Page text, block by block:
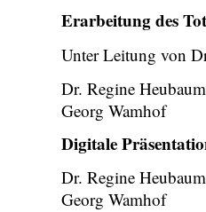
Erarbeitung des
Unter Leitung von
Dr. Regine Heubaum
Georg Wamhof
Digitale
Dr. Regine Heubaum
Georg Wamhof